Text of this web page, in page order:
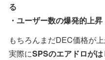
る
・ユーザー数の爆発的上昇
もちろんまだDEC価格が
実際にSPSのエアドロが